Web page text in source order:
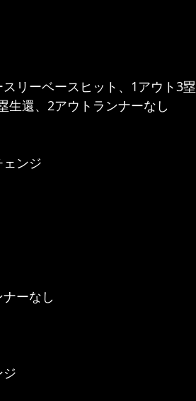
リーベースヒット、1アウト3塁
生還、2アウトランナーなし
ンジ
ーなし